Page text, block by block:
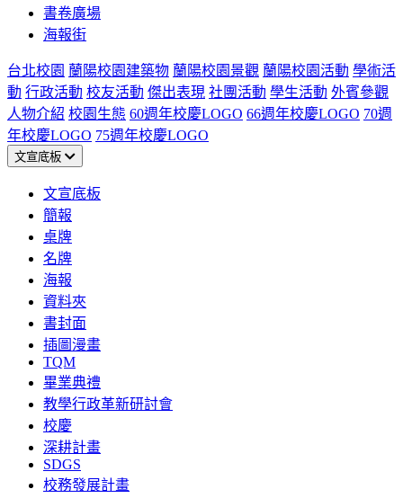
書卷廣場
海報街
台北校園 蘭陽校園建築物 蘭陽校園景觀 蘭陽校園活動 學術活
動 行政活動 校友活動 傑出表現 社團活動 學生活動 外賓參觀
人物介紹 校園生態 60週年校慶LOGO 66週年校慶LOGO 70週
年校慶LOGO 75週年校慶LOGO
文宣底板
文宣底板
簡報
桌牌
名牌
海報
資料夾
書封面
插圖漫畫
TQM
畢業典禮
教學行政革新研討會
校慶
深耕計畫
SDGS
校務發展計畫